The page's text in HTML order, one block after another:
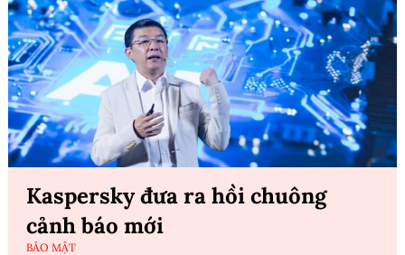
Kaspersky đưa ra hồi chuông
cảnh báo mới
BẢO MẬT